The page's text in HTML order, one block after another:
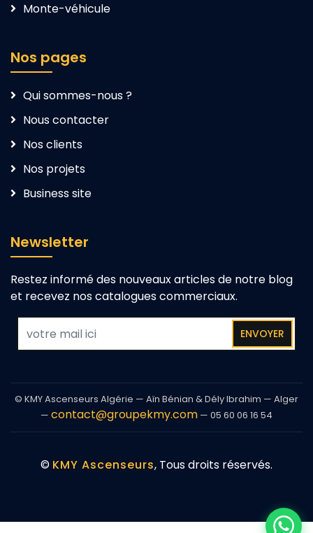
Monte-véhicule
Nos pages
Qui sommes-nous ?
Nous contacter
Nos clients
Nos projets
Business site
Newsletter
Restez informé des nouveaux articles de notre blog
et recevez nos catalogues commerciaux.
ENVOYER
© KMY Ascenseurs Algérie — Aïn Bénian & Dély Ibrahim — Alger
— contact@groupekmy.com — 05 60 06 16 54
© KMY Ascenseurs, Tous droits réservés.